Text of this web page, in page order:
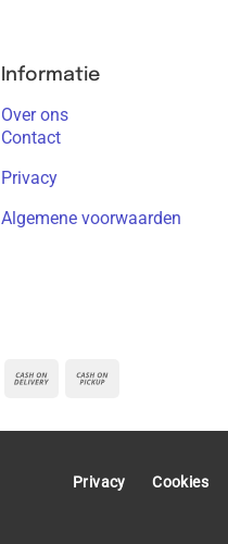
Informatie
Over ons
Contact
Privacy
Algemene voorwaarden
Maestro Cash
DeliveryPickup
Privacy Cookies